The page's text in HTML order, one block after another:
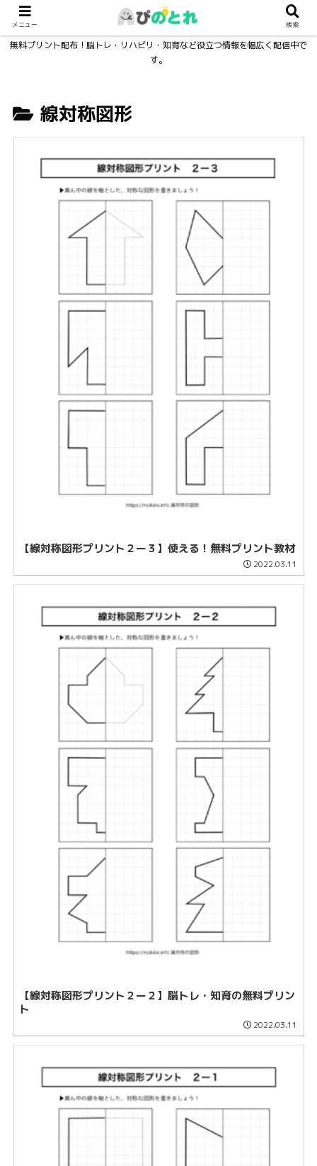
無料プリント配布！脳トレ・リハビリ・知育など役立つ情報を幅広く配信中で
す。
線対称図形
【線対称図形プリント２ー３】使える！無料プリント教材
2022.03.11
【線対称図形プリント２ー２】脳トレ・知育の無料プリン
ト
2022.03.11
メニュー 検索